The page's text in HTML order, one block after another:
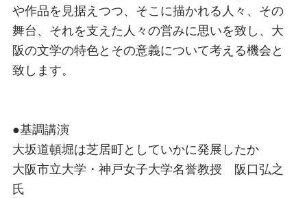
や作品を見据えつつ、そこに描かれる人々、その
舞台、それを支えた人々の営みに思いを致し、大
阪の文学の特色とその意義について考える機会と
致します。
●基調講演
大坂道頓堀は芝居町としていかに発展したか
大阪市立大学・神戸女子大学名誉教授 阪口弘之
氏